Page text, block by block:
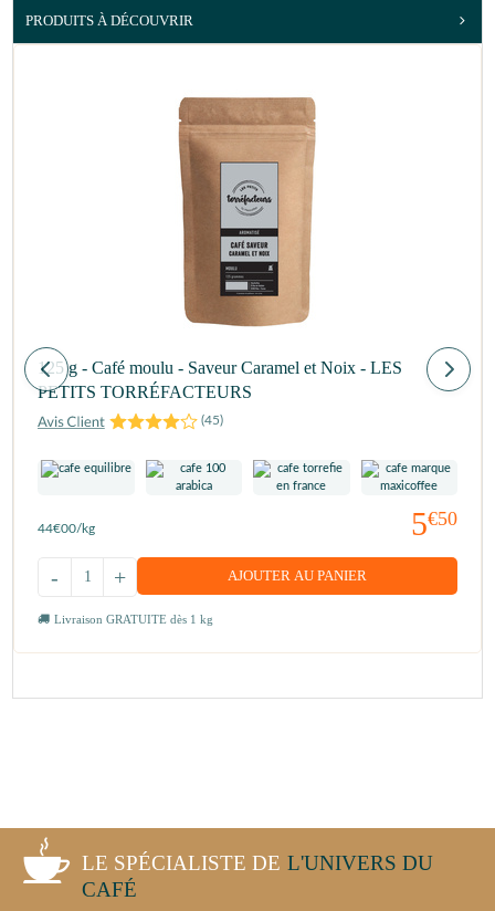
PRODUITS À DÉCOUVRIR
125 g - Café moulu - Saveur Caramel et Noix - LES
PETITS TORRÉFACTEURS
(45)
5€50
44€00/kg
+
- AJOUTER AU PANIER
Livraison GRATUITE dès 1 kg
LE SPÉCIALISTE DE L'UNIVERS DU
CAFÉ